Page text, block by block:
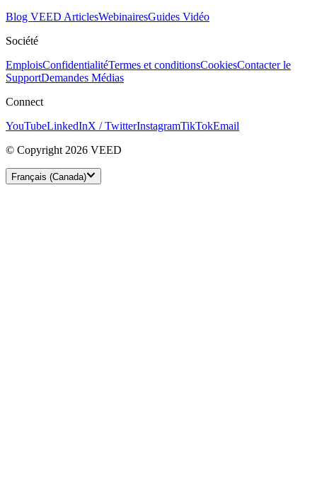
Blog VEED ArticlesWebinairesGuides Vidéo
Société
EmploisConfidentialitéTermes et conditionsCookiesContacter le
SupportDemandes Médias
Connect
YouTubeLinkedInX / TwitterInstagramTikTokEmail
© Copyright 2026 VEED
Français (Canada)